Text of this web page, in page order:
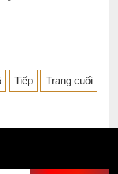
Tiếp Trang cuối